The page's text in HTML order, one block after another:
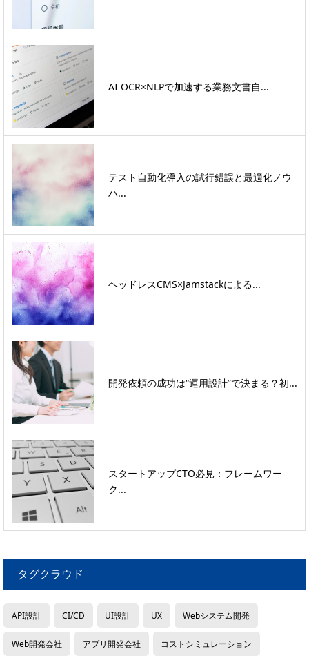
AI OCR×NLPで加速する業務文書自...
テスト自動化導入の試行錯誤と最適化ノウ
ハ...
ヘッドレスCMS×Jamstackによる...
開発依頼の成功は“運用設計”で決まる？初...
スタートアップCTO必見：フレームワー
ク...
タグクラウド
API設計 CI/CD UI設計 UX Webシステム開発
Web開発会社 アプリ開発会社 コストシミュレーション